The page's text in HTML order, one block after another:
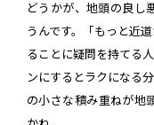
どうかが、地頭の良し
うんです。「もっと近
ることに疑問を持てる
ンにするとラクになる
の小さな積み重ねが地